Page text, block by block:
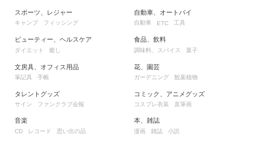
スポーツ、レジャー
キャンプ フィッシング
ビューティー、ヘルスケア
ダイエット 癒し
文房具、オフィス用品
筆記具 手帳
タレントグッズ
サイン ファンクラブ会報
自動車、オートバイ
自動車 ETC 工具
食品、飲料
調味料、スパイス 菓子
花、園芸
ガーデニング 観葉植物
コミック、アニメグッズ
コスプレ衣装 直筆画
音楽
CD レコード 思い出の品
本、雑誌
漫画 雑誌 小説